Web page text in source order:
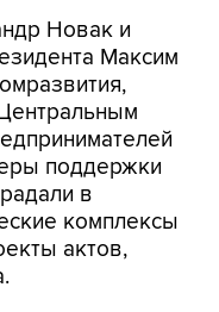
Новак и
Максим
поддержки
в
комплексы
актов,